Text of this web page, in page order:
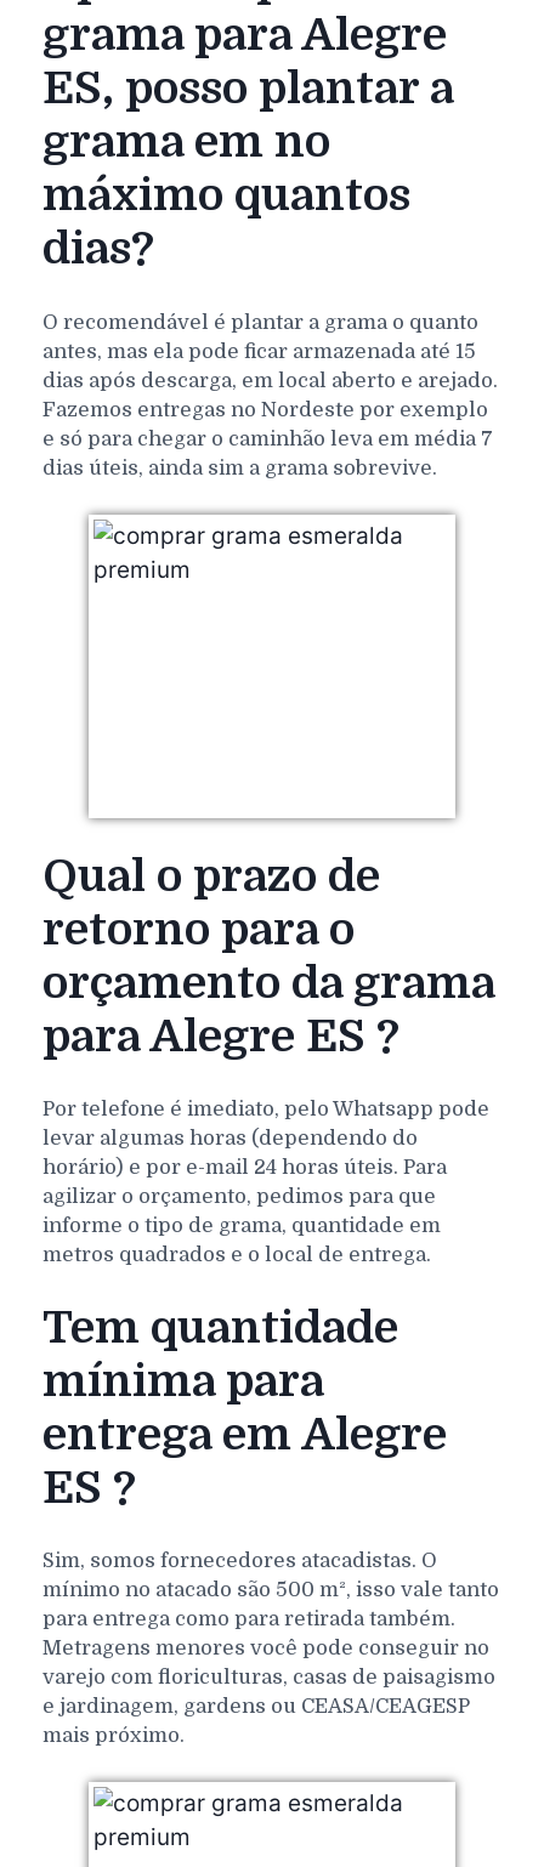
grama para Alegre
ES, posso plantar a
grama em no
máximo quantos
dias?
O recomendável é plantar a grama o quanto
antes, mas ela pode ficar armazenada até 15
dias após descarga, em local aberto e arejado.
Fazemos entregas no Nordeste por exemplo
e só para chegar o caminhão leva em média 7
dias úteis, ainda sim a grama sobrevive.
Qual o prazo de
retorno para o
orçamento da grama
para Alegre ES ?
Por telefone é imediato, pelo Whatsapp pode
levar algumas horas (dependendo do
horário) e por e-mail 24 horas úteis. Para
agilizar o orçamento, pedimos para que
informe o tipo de grama, quantidade em
metros quadrados e o local de entrega.
Tem quantidade
mínima para
entrega em Alegre
ES ?
Sim, somos fornecedores atacadistas. O
mínimo no atacado são 500 m², isso vale tanto
para entrega como para retirada também.
Metragens menores você pode conseguir no
varejo com floriculturas, casas de paisagismo
e jardinagem, gardens ou CEASA/CEAGESP
mais próximo.